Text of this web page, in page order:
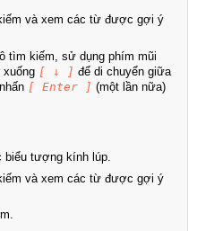
và xem các từ được gợi ý
tìm kiếm, sử dụng phím mũi
xuống [ ↓ ] để di chuyển giữa
[ Enter ] (một lần nữa)
biểu tượng kính lúp.
và xem các từ được gợi ý